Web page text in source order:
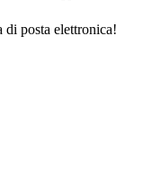
di posta elettronica!